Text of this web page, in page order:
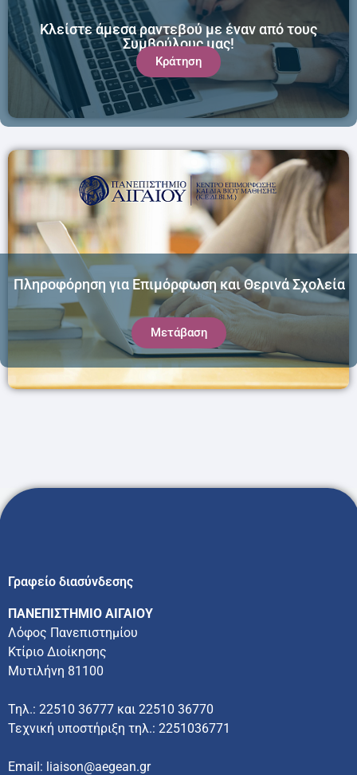
Κράτηση
Κλείστε άμεσα ραντεβού με έναν από τους
Συμβούλους μας!
Πληροφόρηση για Επιμόρφωση και Θερινά Σχολεία
Μετάβαση
Γραφείο διασύνδεσης
ΠΑΝΕΠΙΣΤΗΜΙΟ ΑΙΓΑΙΟΥ
Λόφος Πανεπιστημίου
Κτίριο Διοίκησης
Μυτιλήνη 81100
Τηλ.: 22510 36777 και 22510 36770
Τεχνική υποστήριξη τηλ.: 2251036771
Email: liaison@aegean.gr